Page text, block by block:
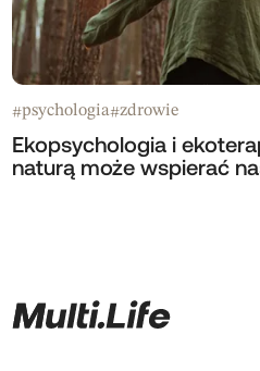
#psychologia#zdrowie
Ekopsychologia i
naturą może wspierać